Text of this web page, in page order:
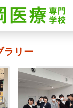
ラリー